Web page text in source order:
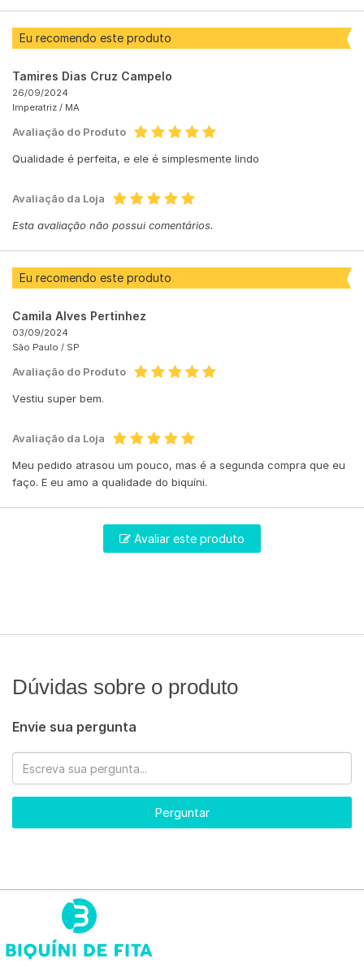
Eu recomendo este produto
Tamires Dias Cruz Campelo
26/09/2024
Imperatriz / MA
Avaliação do Produto
Qualidade é perfeita, e ele é simplesmente lindo
Avaliação da Loja
Esta avaliação não possui comentários.
Eu recomendo este produto
Camila Alves Pertinhez
03/09/2024
São Paulo / SP
Avaliação do Produto
Vestiu super bem.
Avaliação da Loja
Meu pedido atrasou um pouco, mas é a segunda compra que eu
faço. E eu amo a qualidade do biquíni.
Avaliar este produto
Dúvidas sobre o produto
Envie sua pergunta
Perguntar